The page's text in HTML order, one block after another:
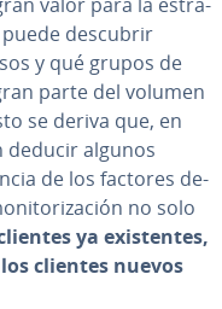
descubrir
y qué grupos de
parte del volumen
se deriva que, en
deducir algunos
de los factores de­
no solo
ya exi­s­te­n­tes,
clientes nuevos